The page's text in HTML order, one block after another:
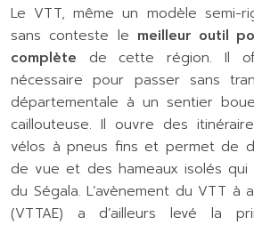
Le VTT, même un modèle semi-
sans conteste le meilleur outil
complète de cette région. Il
nécessaire pour passer sans
départementale à un sentier
caillouteuse. Il ouvre des
vélos à pneus fins et permet de
de vue et des hameaux isolés
du Ségala. L’avènement du VTT à
(VTTAE) a d’ailleurs levé la